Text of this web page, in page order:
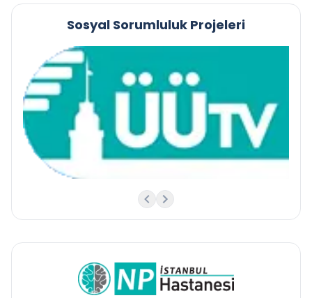
Sosyal Sorumluluk Projeleri